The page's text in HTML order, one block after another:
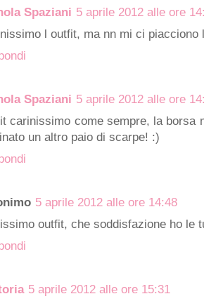
Spaziani 5 aprile 2012 alle ore
l outfit, ma nn mi ci piacciono
Spaziani 5 aprile 2012 alle ore
carinissimo come sempre, la borsa
un altro paio di scarpe! :)
5 aprile 2012 alle ore 14:48
outfit, che soddisfazione ho le
5 aprile 2012 alle ore 15:31